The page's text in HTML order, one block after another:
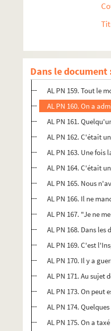
Dans le document
AL PN 155. Je ne
AL PN 157. Le
AL PN 158. Il n'y a
AL PN 159. Tout le
AL PN 160. On a
AL PN 161.
AL PN 162. C'était
AL PN 163. Une fois
AL PN 164. C'était
AL PN 165. Nous
AL PN 166. Il ne
AL PN 167. "Je ne
AL PN 168. Dans les
AL PN 169. C'est
AL PN 170. Il y a
AL PN 171. Au sujet
AL PN 173. On peut
AL PN 174.
AL PN 175. On a